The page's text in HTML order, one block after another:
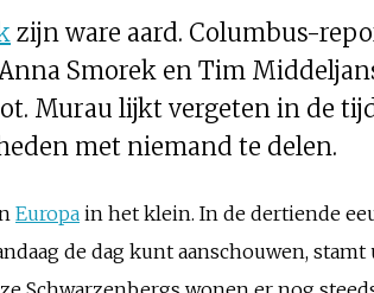
zijn ware aard. Columbus-
Smorek en Tim
Murau lijkt vergeten in de
met niemand te delen.
Europa in het klein. In de dertiende
de dag kunt aanschouwen, stamt